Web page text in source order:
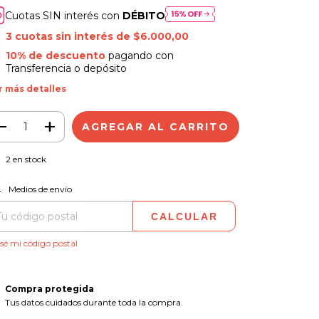
Cuotas SIN interés con DÉBITO
3 cuotas sin interés de $6.000,00
10% de descuentopagando con
Transferencia o depósito
más detalles
2en stock
para el CP:
Medios de envío
CALCULAR
mi código postal
Compra protegida
Tus datos cuidados durante toda la compra.